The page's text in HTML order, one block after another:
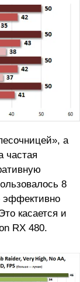
а
частая
8
эффективно
касается и
RX 480.